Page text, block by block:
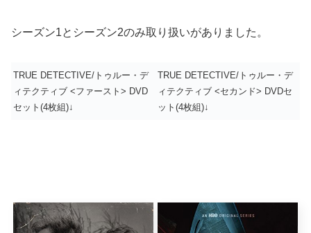
シーズン1とシーズン2のみ取り扱いがありました。
TRUE DETECTIVE/トゥルー・デ
ィテクティブ <ファースト> DVD
セット(4枚組)↓
TRUE DETECTIVE/トゥルー・デ
ィテクティブ <セカンド> DVDセ
ット(4枚組)↓